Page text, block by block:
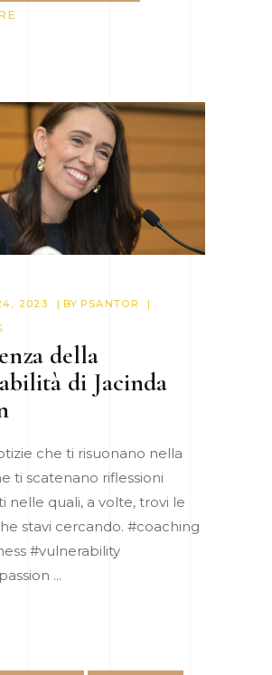
2023 BY PSANTOR
della
di Jacinda
che ti risuonano nella
ti scatenano riflessioni
nelle quali, a volte, trovi le
stavi cercando. #coaching
#vulnerability